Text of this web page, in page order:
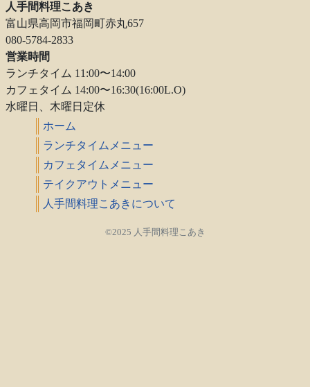
人手間料理こあき
富山県高岡市福岡町赤丸657
080-5784-2833
営業時間
ランチタイム 11:00〜14:00
カフェタイム 14:00〜16:30(16:00L.O)
水曜日、木曜日定休
ホーム
ランチタイムメニュー
カフェタイムメニュー
テイクアウトメニュー
人手間料理こあきについて
©2025 人手間料理こあき